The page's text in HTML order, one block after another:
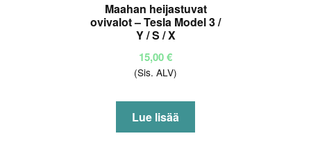
Maahan heijastuvat
ovivalot – Tesla Model 3 /
Y / S / X
15,00€
(Sis. ALV)
Lue lisää